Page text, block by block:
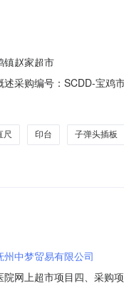
镇赵家超市
采购编号：SCDD-宝鸡
式：鹦鸽林业站/0917-
交时间：2026-07-2910:2
尺 印台 子弹头插板
州中梦贸易有限公司
网上超市项目四、采购